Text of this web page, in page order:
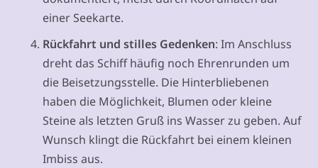
einer Seekarte.
Rückfahrt und stilles Gedenken: Im Anschluss
dreht das Schiff häufig noch Ehrenrunden um
die Beisetzungsstelle. Die Hinterbliebenen
haben die Möglichkeit, Blumen oder kleine
Steine als letzten Gruß ins Wasser zu geben. Auf
Wunsch klingt die Rückfahrt bei einem kleinen
Imbiss aus.